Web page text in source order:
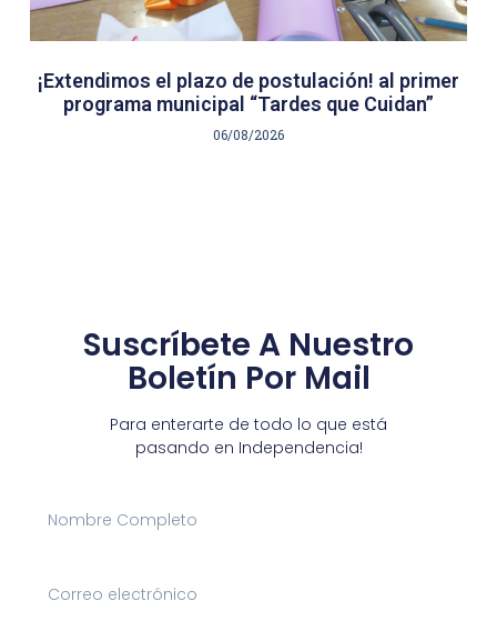
¡Extendimos el plazo de postulación! al primer
programa municipal “Tardes que Cuidan”
06/08/2026
Suscríbete A Nuestro
Boletín Por Mail
Para enterarte de todo lo que está
pasando en Independencia!